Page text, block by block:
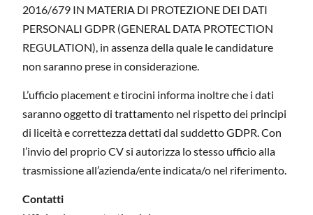
2016/679 IN MATERIA DI PROTEZIONE DEI DATI
PERSONALI GDPR (GENERAL DATA PROTECTION
REGULATION), in assenza della quale le candidature
non saranno prese in considerazione.
L’ufficio placement e tirocini informa inoltre che i dati
saranno oggetto di trattamento nel rispetto dei principi
di liceità e correttezza dettati dal suddetto GDPR. Con
l’invio del proprio CV si autorizza lo stesso ufficio alla
trasmissione all’azienda/ente indicata/o nel riferimento.
Contatti